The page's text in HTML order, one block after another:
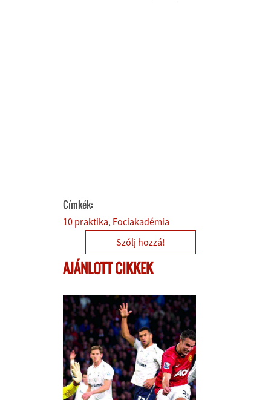
Címkék:
10 praktika Fociakadémia
Szólj hozzá!
AJÁNLOTT CIKKEK